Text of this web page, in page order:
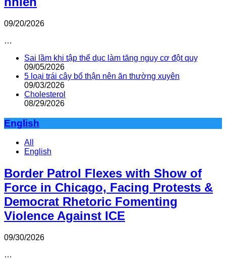
09/20/2026
…
Sai lầm khi tập thể dục làm tăng nguy cơ đột quỵ
09/05/2026
5 loại trái cây bổ thận nên ăn thường xuyên
09/03/2026
Cholesterol
08/29/2026
English
All
English
Border Patrol Flexes with Show of
Force in Chicago, Facing Protests &
Democrat Rhetoric Fomenting
Violence Against ICE
09/30/2026
…